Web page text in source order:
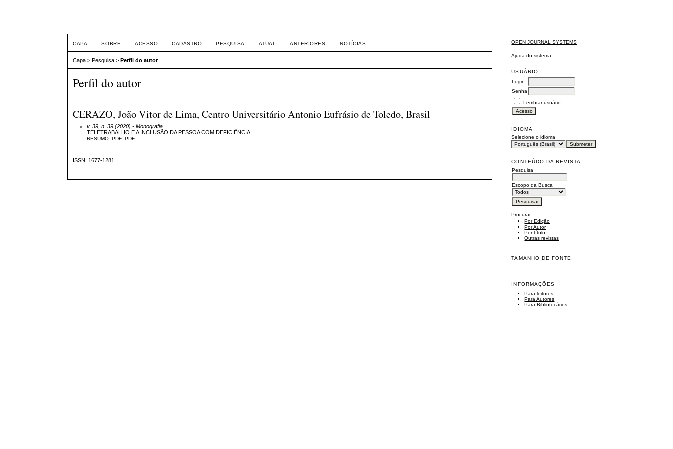
OPEN JOURNAL SYSTEMS
Ajuda do sistema
USUÁRIO
Login
Senha
Lembrar usuário
IDIOMA
Selecione o idioma
CONTEÚDO DA REVISTA
Pesquisa
Escopo da Busca
Procurar
Por Edição
Por Autor
Por título
Outras revistas
TAMANHO DE FONTE
INFORMAÇÕES
Para leitores
Para Autores
Para Bibliotecários
CAPA SOBRE ACESSO CADASTRO PESQUISA ATUAL ANTERIORES NOTÍCIAS
Capa >Pesquisa >Perfil do autor
Perfil do autor
CERAZO, João Vitor de Lima, Centro Universitário Antonio Eufrásio de Toledo, Brasil
v. 39, n. 39 (2020) - Monografia
TELETRABALHO E A INCLUSÃO DA PESSOA COM DEFICIÊNCIA
RESUMO PDF PDF
ISSN: 1677-1281